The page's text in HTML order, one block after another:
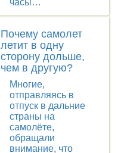
часы…
Почему самолет
летит в одну
сторону дольше,
чем в другую?
Многие,
отправляясь в
отпуск в дальние
страны на
самолёте,
обращали
внимание, что